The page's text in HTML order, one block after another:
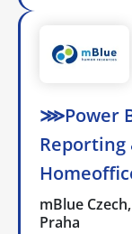
⋙Power
Reporting
mBlue
Praha